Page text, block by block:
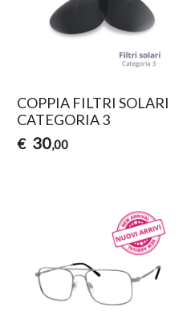
COPPIA FILTRI SOLARI
CATEGORIA 3
€ 30,00